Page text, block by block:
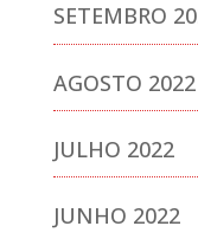
SETEMBRO
AGOSTO 2022
JULHO 2022
JUNHO 2022